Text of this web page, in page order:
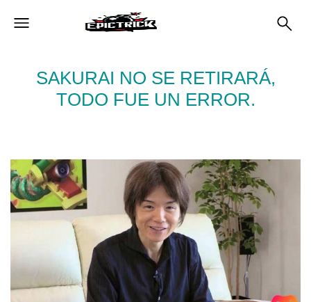
SAKURAI NO SE RETIRARÁ,
TODO FUE UN ERROR.